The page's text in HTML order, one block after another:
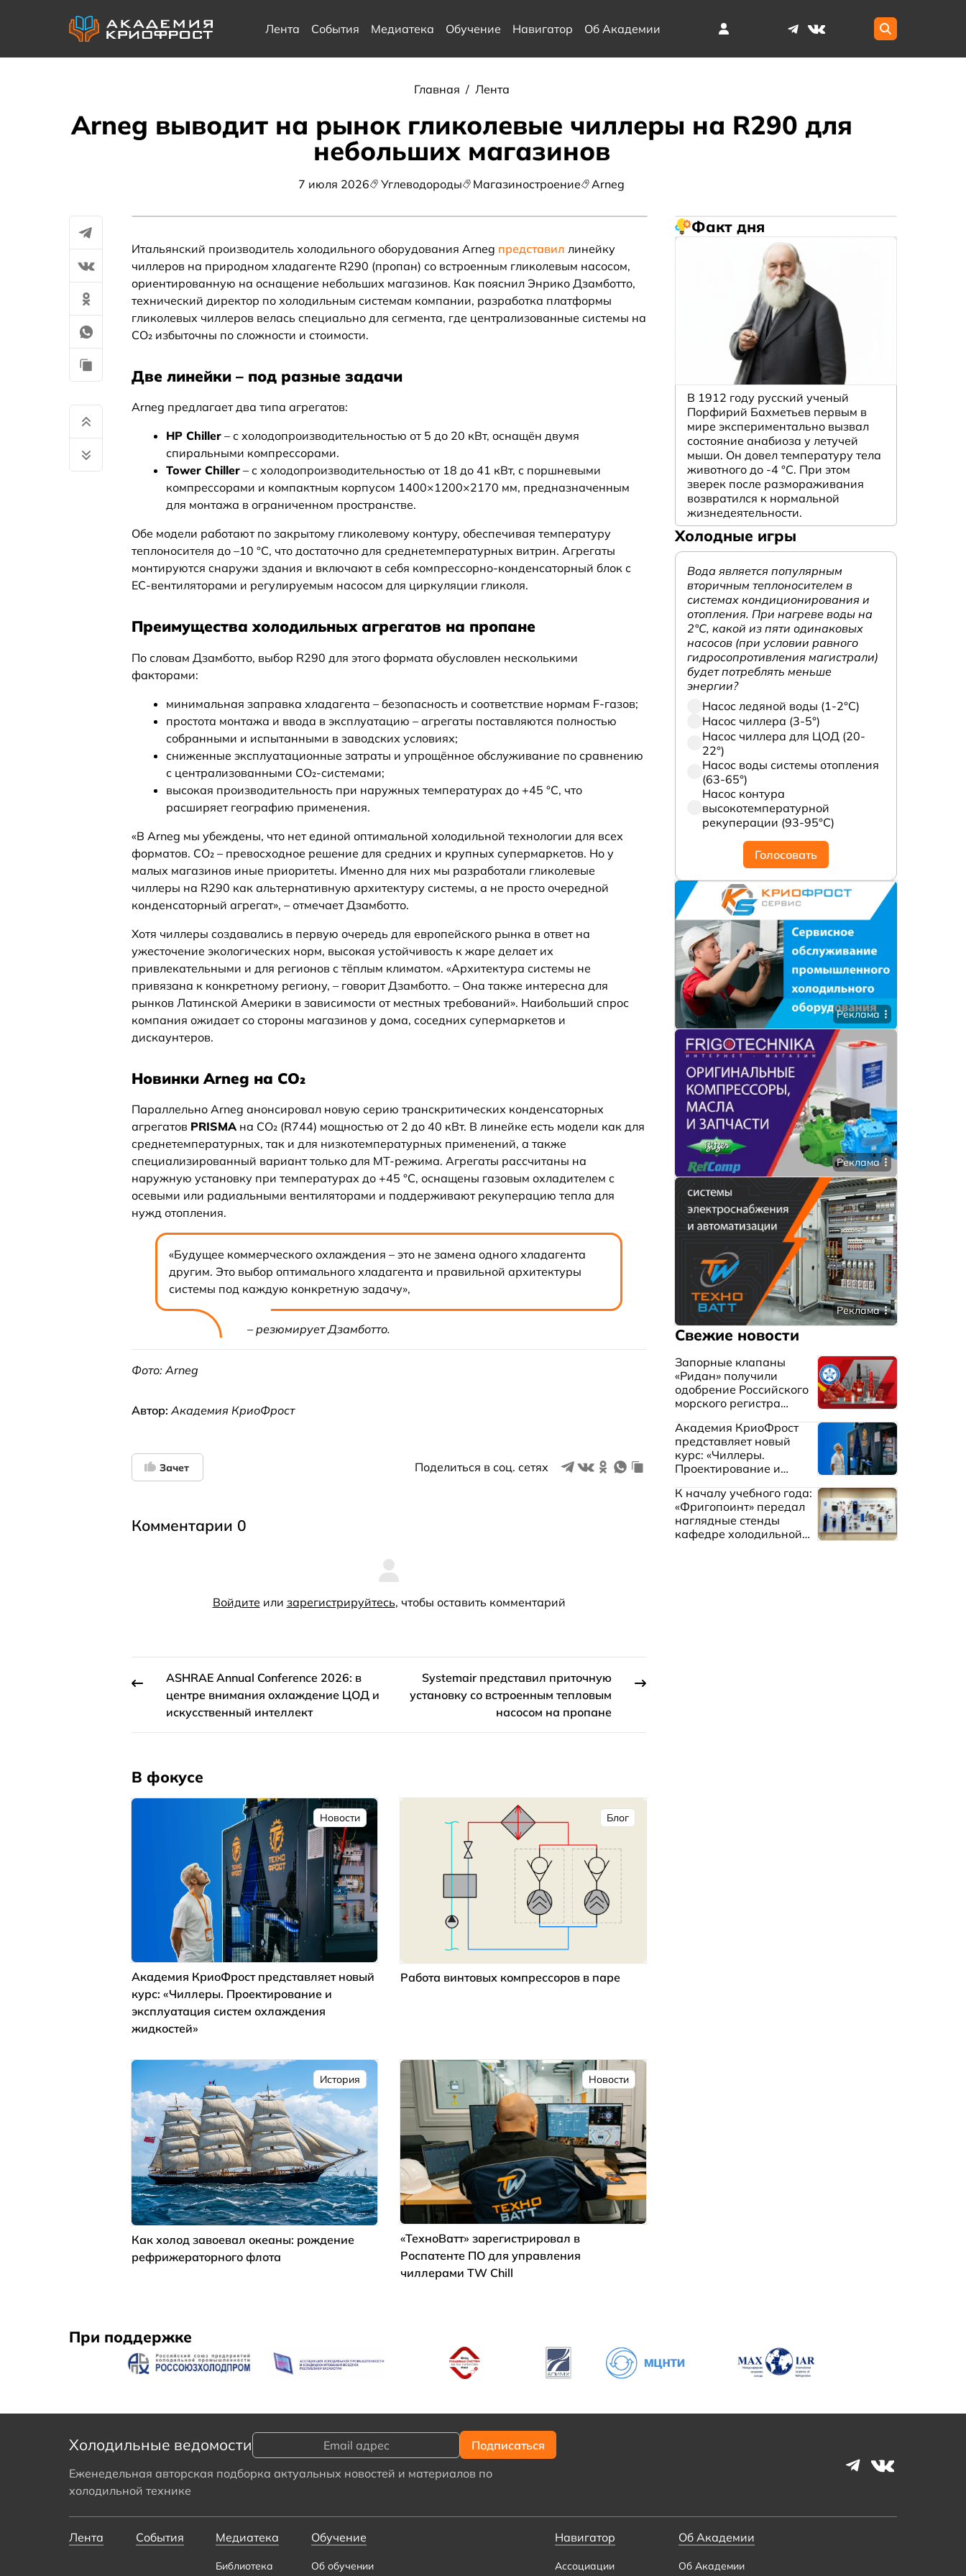
Лента События Медиатека Обучение Навигатор Об Академии
Главная / Лента
Arneg выводит на рынок гликолевые чиллеры на R290 для
небольших магазинов
7 июля 2026 Углеводороды Магазиностроение Arneg
Итальянский производитель холодильного оборудования Arneg представил линейку
чиллеров на природном хладагенте R290 (пропан) со встроенным гликолевым насосом,
ориентированную на оснащение небольших магазинов. Как пояснил Энрико Дзамботто,
технический директор по холодильным системам компании, разработка платформы
гликолевых чиллеров велась специально для сегмента, где централизованные системы на
CO₂ избыточны по сложности и стоимости.
Две линейки – под разные задачи
Arneg предлагает два типа агрегатов:
HP Chiller – с холодопроизводительностью от 5 до 20 кВт, оснащён двумя
спиральными компрессорами.
Tower Chiller – с холодопроизводительностью от 18 до 41 кВт, с поршневыми
компрессорами и компактным корпусом 1400×1200×2170 мм, предназначенным
для монтажа в ограниченном пространстве.
Обе модели работают по закрытому гликолевому контуру, обеспечивая температуру
теплоносителя до –10 °C, что достаточно для среднетемпературных витрин. Агрегаты
монтируются снаружи здания и включают в себя компрессорно-конденсаторный блок с
EC-вентиляторами и регулируемым насосом для циркуляции гликоля.
Преимущества холодильных агрегатов на пропане
По словам Дзамботто, выбор R290 для этого формата обусловлен несколькими
факторами:
минимальная заправка хладагента – безопасность и соответствие нормам F‑газов;
простота монтажа и ввода в эксплуатацию – агрегаты поставляются полностью
собранными и испытанными в заводских условиях;
сниженные эксплуатационные затраты и упрощённое обслуживание по сравнению
с централизованными CO₂-системами;
высокая производительность при наружных температурах до +45 °C, что
расширяет географию применения.
«В Arneg мы убеждены, что нет единой оптимальной холодильной технологии для всех
форматов. CO₂ – превосходное решение для средних и крупных супермаркетов. Но у
малых магазинов иные приоритеты. Именно для них мы разработали гликолевые
чиллеры на R290 как альтернативную архитектуру системы, а не просто очередной
конденсаторный агрегат», – отмечает Дзамботто.
Хотя чиллеры создавались в первую очередь для европейского рынка в ответ на
ужесточение экологических норм, высокая устойчивость к жаре делает их
привлекательными и для регионов с тёплым климатом. «Архитектура системы не
привязана к конкретному региону, – говорит Дзамботто. – Она также интересна для
рынков Латинской Америки в зависимости от местных требований». Наибольший спрос
компания ожидает со стороны магазинов у дома, соседних супермаркетов и
дискаунтеров.
Новинки Arneg на CO₂
Параллельно Arneg анонсировал новую серию транскритических конденсаторных
агрегатов PRISMA на CO₂ (R744) мощностью от 2 до 40 кВт. В линейке есть модели как для
среднетемпературных, так и для низкотемпературных применений, а также
специализированный вариант только для MT-режима. Агрегаты рассчитаны на
наружную установку при температурах до +45 °C, оснащены газовым охладителем с
осевыми или радиальными вентиляторами и поддерживают рекуперацию тепла для
нужд отопления.
«Будущее коммерческого охлаждения – это не замена одного хладагента
другим. Это выбор оптимального хладагента и правильной архитектуры
системы под каждую конкретную задачу»,
– резюмирует Дзамботто.
Фото: Arneg
Автор: Академия КриоФрост
Зачет Поделиться в соц. сетях
Комментарии 0
Войдите или зарегистрируйтесь, чтобы оставить комментарий
ASHRAE Annual Conference 2026: в
центре внимания охлаждение ЦОД и
искусственный интеллект
Systemair представил приточную
установку со встроенным тепловым
насосом на пропане
В фокусе
Новости
Академия КриоФрост представляет новый
курс: «Чиллеры. Проектирование и
эксплуатация систем охлаждения
жидкостей»
Блог
Работа винтовых компрессоров в паре
История
Как холод завоевал океаны: рождение
рефрижераторного флота
Новости
«ТехноВатт» зарегистрировал в
Роспатенте ПО для управления
чиллерами TW Chill
Факт дня
В 1912 году русский ученый
Порфирий Бахметьев первым в
мире экспериментально вызвал
состояние анабиоза у летучей
мыши. Он довел температуру тела
животного до -4 °C. При этом
зверек после размораживания
возвратился к нормальной
жизнедеятельности.
Холодные игры
Вода является популярным
вторичным теплоносителем в
системах кондиционирования и
отопления. При нагреве воды на
2°С, какой из пяти одинаковых
насосов (при условии равного
гидросопротивления магистрали)
будет потреблять меньше
энергии?
Насос ледяной воды (1-2°С)
Насос чиллера (3-5°)
Насос чиллера для ЦОД (20-
22°)
Насос воды системы отопления
(63-65°)
Насос контура
высокотемпературной
рекуперации (93-95°С)
Голосовать
Реклама
Реклама
Реклама
Свежие новости
Запорные клапаны
«Ридан» получили
одобрение Российского
морского регистра
Академия КриоФрост
представляет новый
курс: «Чиллеры.
Проектирование и
охлаждения жидкостей»
К началу учебного года:
«Фригопоинт» передал
наглядные стенды
кафедре холодильной
При поддержке
Холодильные ведомости
Еженедельная авторская подборка актуальных новостей и материалов по
холодильной технике
Лента События Медиатека
Библиотека
Обучение
Об обучении
Навигатор
Ассоциации
Об Академии
Об Академии